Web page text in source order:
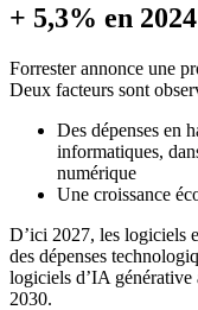
+ 5,3% en 2024
Forrester annonce une
Deux facteurs sont
Des dépenses en
informatiques,
numérique
Une croissance
D’ici 2027, les logiciels
des dépenses
logiciels d’IA
2030.